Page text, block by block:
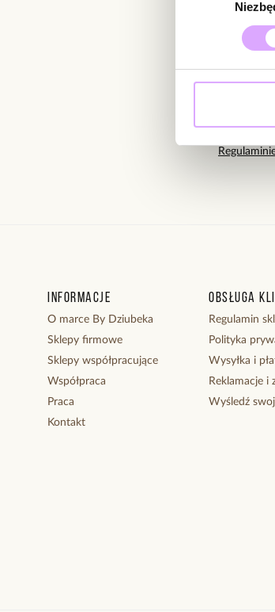
Bądź na
Informacje
O marce By Dziubeka
Sklepy firmowe
Sklepy współpracujące
Współpraca
Praca
Kontakt
Obsługa
Regulamin
Polityka
Wysyłka i
Reklamacje i
Wyśledź